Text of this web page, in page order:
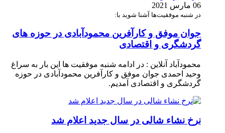
06 مارس 2021
در شنبه موفقیت‌ها آشنا شوید با:
جوان موفق و کارآفرین محمودآبادی در حوزه های
گردشگری و اقتصادی
محمودآباد آنلاین : در ادامه شنبه موفقیت ها این بار به سراغ
وحید احمدی جوان موفق و کارآفرین محمودآبادی در حوزه
گردشگری و اقتصادی آمدیم.
نرخ نشاء شالی در سال جدید اعلام شد